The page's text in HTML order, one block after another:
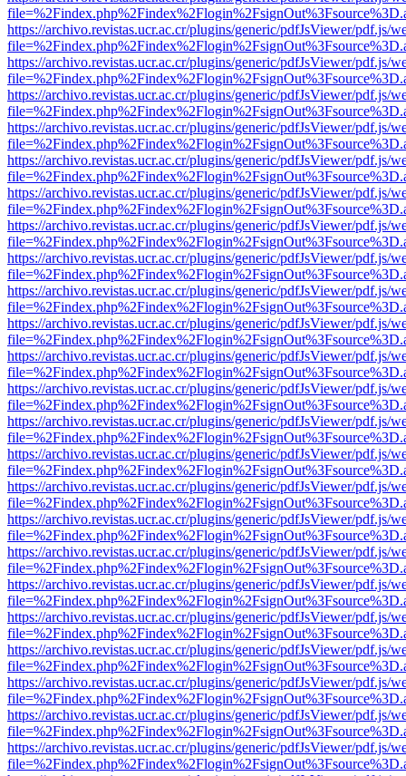
https://archivo.revistas.ucr.ac.cr/plugins/generic/pdfJsViewer/pdf.js/
https://archivo.revistas.ucr.ac.cr/plugins/generic/pdfJsViewer/pdf.js/
https://archivo.revistas.ucr.ac.cr/plugins/generic/pdfJsViewer/pdf.js/
https://archivo.revistas.ucr.ac.cr/plugins/generic/pdfJsViewer/pdf.js/
https://archivo.revistas.ucr.ac.cr/plugins/generic/pdfJsViewer/pdf.js/
https://archivo.revistas.ucr.ac.cr/plugins/generic/pdfJsViewer/pdf.js/
https://archivo.revistas.ucr.ac.cr/plugins/generic/pdfJsViewer/pdf.js/
https://archivo.revistas.ucr.ac.cr/plugins/generic/pdfJsViewer/pdf.js/
https://archivo.revistas.ucr.ac.cr/plugins/generic/pdfJsViewer/pdf.js/
https://archivo.revistas.ucr.ac.cr/plugins/generic/pdfJsViewer/pdf.js/
https://archivo.revistas.ucr.ac.cr/plugins/generic/pdfJsViewer/pdf.js/
https://archivo.revistas.ucr.ac.cr/plugins/generic/pdfJsViewer/pdf.js/
https://archivo.revistas.ucr.ac.cr/plugins/generic/pdfJsViewer/pdf.js/
https://archivo.revistas.ucr.ac.cr/plugins/generic/pdfJsViewer/pdf.js/
https://archivo.revistas.ucr.ac.cr/plugins/generic/pdfJsViewer/pdf.js/
https://archivo.revistas.ucr.ac.cr/plugins/generic/pdfJsViewer/pdf.js/
https://archivo.revistas.ucr.ac.cr/plugins/generic/pdfJsViewer/pdf.js/
https://archivo.revistas.ucr.ac.cr/plugins/generic/pdfJsViewer/pdf.js/
https://archivo.revistas.ucr.ac.cr/plugins/generic/pdfJsViewer/pdf.js/
https://archivo.revistas.ucr.ac.cr/plugins/generic/pdfJsViewer/pdf.js/
https://archivo.revistas.ucr.ac.cr/plugins/generic/pdfJsViewer/pdf.js/
https://archivo.revistas.ucr.ac.cr/plugins/generic/pdfJsViewer/pdf.js/
https://archivo.revistas.ucr.ac.cr/plugins/generic/pdfJsViewer/pdf.js/